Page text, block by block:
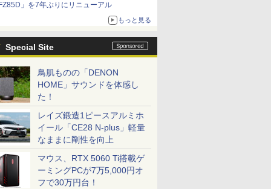
」を7年ぶりにリニューアル
もっと見る
Special Site
鳥肌ものの「DENON
HOME」サウンドを体感し
た！
レイズ鍛造1ピースアルミホ
イール「CE28 N-plus」軽量
なままに剛性を向上
マウス、RTX 5060 Ti搭載ゲ
ーミングPCが7万5,000円オ
フで30万円台！